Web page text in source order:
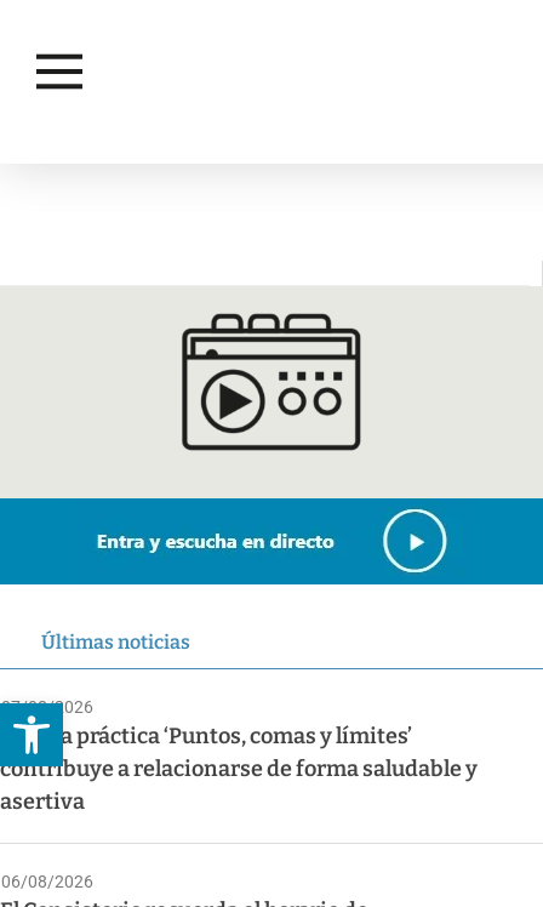
Abrir barra de herramientas
Últimas noticias
07/08/2026
La guía práctica ‘Puntos, comas y límites’
contribuye a relacionarse de forma saludable y
asertiva
06/08/2026